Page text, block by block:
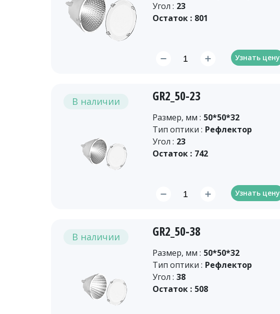
Угол : 23
Остаток : 801
Узнать цену
В наличии GR2_50-23
Размер, мм : 50*50*32
Тип оптики : Рефлектор
Угол : 23
Остаток : 742
Узнать цену
В наличии GR2_50-38
Размер, мм : 50*50*32
Тип оптики : Рефлектор
Угол : 38
Остаток : 508